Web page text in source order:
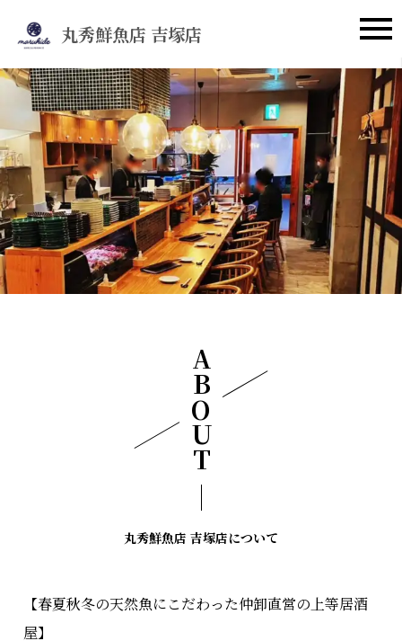
丸秀鮮魚店 吉塚店
ABOUT
丸秀鮮魚店 吉塚店について
【春夏秋冬の天然魚にこだわった仲卸直営の上等居酒
屋】